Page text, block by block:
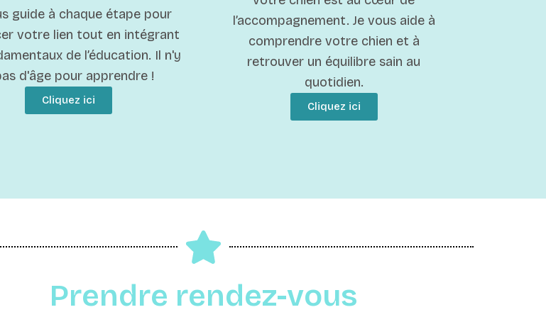
guide à chaque étape pour
votre lien tout en intégrant
de l’éducation. Il n'y
d'âge pour apprendre !
Cliquez ici
l’accompagnement. Je vous aide à
comprendre votre chien et à
retrouver un équilibre sain au
quotidien.
Cliquez ici
Prendre rendez-vous